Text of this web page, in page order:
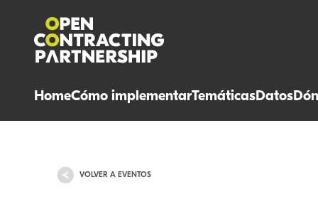
HomeCómo implementarTemáticasDatos
VOLVER A EVENTOS